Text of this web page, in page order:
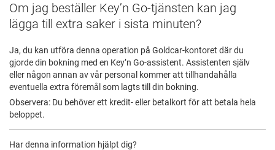
Om jag beställer Key’n Go-tjänsten kan jag
lägga till extra saker i sista minuten?
Ja, du kan utföra denna operation på Goldcar-kontoret där du
gjorde din bokning med en Key’n Go-assistent. Assistenten själv
eller någon annan av vår personal kommer att tillhandahålla
eventuella extra föremål som lagts till din bokning.
Observera: Du behöver ett kredit- eller betalkort för att betala hela
beloppet.
Har denna information hjälpt dig?